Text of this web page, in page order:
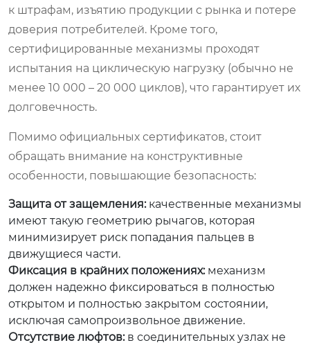
к штрафам, изъятию продукции с рынка и потере
доверия потребителей. Кроме того,
сертифицированные механизмы проходят
испытания на циклическую нагрузку (обычно не
менее 10 000 – 20 000 циклов), что гарантирует их
долговечность.
Помимо официальных сертификатов, стоит
обращать внимание на конструктивные
особенности, повышающие безопасность:
Защита от защемления:качественные механизмы
имеют такую геометрию рычагов, которая
минимизирует риск попадания пальцев в
движущиеся части.
Фиксация в крайних положениях:механизм
должен надежно фиксироваться в полностью
открытом и полностью закрытом состоянии,
исключая самопроизвольное движение.
Отсутствие люфтов:в соединительных узлах не